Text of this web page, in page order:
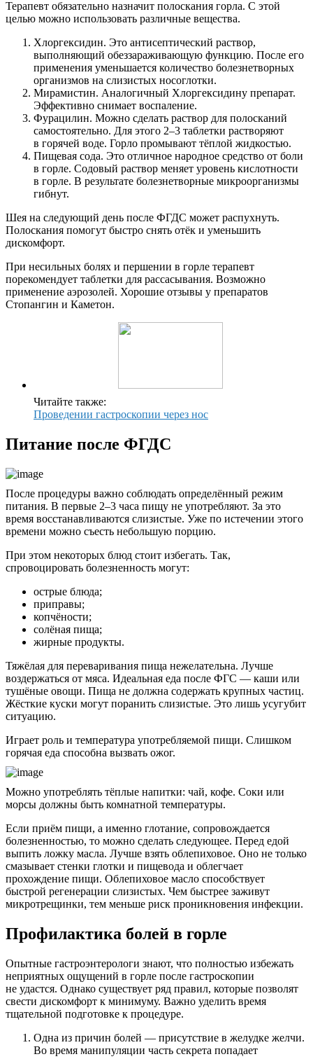
Терапевт обязательно назначит полоскания горла. С этой
целью можно использовать различные вещества.
Хлоргексидин. Это антисептический раствор,
выполняющий обеззараживающую функцию. После его
применения уменьшается количество болезнетворных
организмов на слизистых носоглотки.
Мирамистин. Аналогичный Хлоргексидину препарат.
Эффективно снимает воспаление.
Фурацилин. Можно сделать раствор для полосканий
самостоятельно. Для этого 2–3 таблетки растворяют
в горячей воде. Горло промывают тёплой жидкостью.
Пищевая сода. Это отличное народное средство от боли
в горле. Содовый раствор меняет уровень кислотности
в горле. В результате болезнетворные микроорганизмы
гибнут.
Шея на следующий день после ФГДС может распухнуть.
Полоскания помогут быстро снять отёк и уменьшить
дискомфорт.
При несильных болях и першении в горле терапевт
порекомендует таблетки для рассасывания. Возможно
применение аэрозолей. Хорошие отзывы у препаратов
Стопангин и Каметон.
Читайте также:
Проведении гастроскопии через нос
Питание после ФГДС
После процедуры важно соблюдать определённый режим
питания. В первые 2–3 часа пищу не употребляют. За это
время восстанавливаются слизистые. Уже по истечении этого
времени можно съесть небольшую порцию.
При этом некоторых блюд стоит избегать. Так,
спровоцировать болезненность могут:
острые блюда;
приправы;
копчёности;
солёная пища;
жирные продукты.
Тяжёлая для переваривания пища нежелательна. Лучше
воздержаться от мяса. Идеальная еда после ФГС — каши или
тушёные овощи. Пища не должна содержать крупных частиц.
Жёсткие куски могут поранить слизистые. Это лишь усугубит
ситуацию.
Играет роль и температура употребляемой пищи. Слишком
горячая еда способна вызвать ожог.
Можно употреблять тёплые напитки: чай, кофе. Соки или
морсы должны быть комнатной температуры.
Если приём пищи, а именно глотание, сопровождается
болезненностью, то можно сделать следующее. Перед едой
выпить ложку масла. Лучше взять облепиховое. Оно не только
смазывает стенки глотки и пищевода и облегчает
прохождение пищи. Облепиховое масло способствует
быстрой регенерации слизистых. Чем быстрее заживут
микротрещинки, тем меньше риск проникновения инфекции.
Профилактика болей в горле
Опытные гастроэнтерологи знают, что полностью избежать
неприятных ощущений в горле после гастроскопии
не удастся. Однако существует ряд правил, которые позволят
свести дискомфорт к минимуму. Важно уделить время
тщательной подготовке к процедуре.
Одна из причин болей — присутствие в желудке желчи.
Во время манипуляции часть секрета попадает